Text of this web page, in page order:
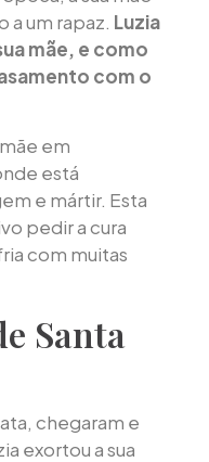
um rapaz. Luzia
mãe, e como
com o
em
está
e mártir. Esta
pedir a cura
com muitas
Santa
chegaram e
exortou a sua